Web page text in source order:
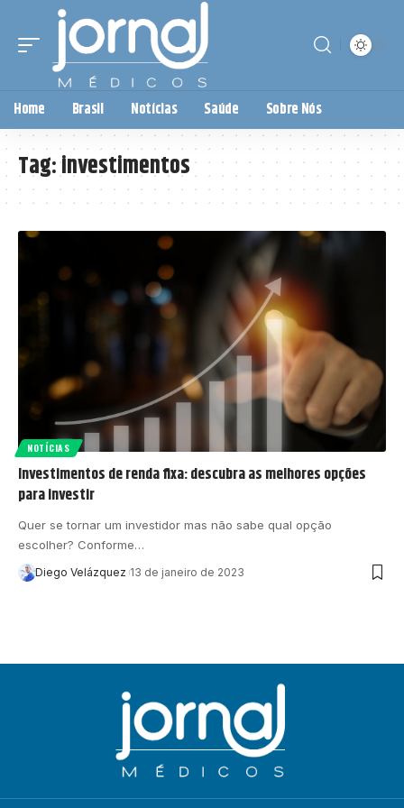
Home Brasil Notícias Saúde Sobre Nós
Tag:investimentos
NOTÍCIAS
Investimentos de renda fixa: descubra as melhores opções
para investir
Quer se tornar um investidor mas não sabe qual opção
escolher? Conforme…
Diego Velázquez 13 de janeiro de 2023